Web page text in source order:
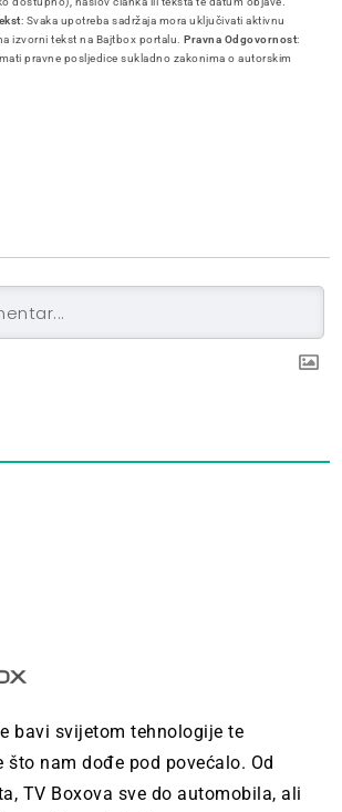
: Svaka upotreba sadržaja mora uključivati aktivnu
izvorni tekst na Bajtbox portalu. Pravna Odgovornost:
pravne posljedice sukladno zakonima o autorskim
bavi svijetom tehnologije te
što nam dođe pod povećalo. Od
TV Boxova sve do automobila, ali